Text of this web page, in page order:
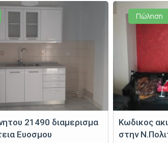
21490 διαμερισμα
Ευοσμου
Πώληση
Κωδικος
στην